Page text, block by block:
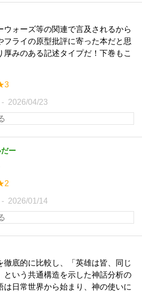
ウォーズ等の関連で言及されるから
フライの原型批評に寄った本だと思
厚みのある記述タイプだ！下巻もこ
2026/04/23
ー
2026/01/14
徹底的に比較し、「英雄は皆、同じ
という共通構造を示した神話分析の
は日常世界から始まり、神の使いに